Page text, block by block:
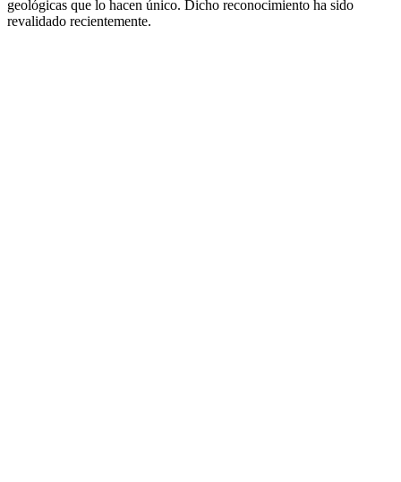
geológicas que lo hacen único. Dicho reconocimiento ha sido
revalidado recientemente.